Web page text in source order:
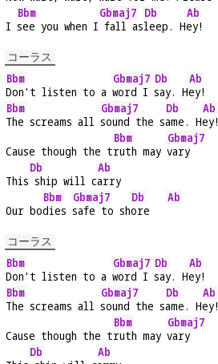
I
Bbm
see you when I
Gbmaj7
fall as
Db
leep. H
Ab
ey!
コーラス
Bbm
Don't listen to a
Gbmaj7
word I
Db
say. H
Ab
ey!
Bbm
The screams all
Gbmaj7
sound the s
Db
ame. H
Ab
ey!
Cause though the t
Bbm
ruth may
Gbmaj7
vary
This
Db
ship will c
Ab
arry
Our bo
Bbm
dies
Gbmaj7
safe to sh
Db
ore
Ab
コーラス
Bbm
Don't listen to a
Gbmaj7
word I
Db
say. H
Ab
ey!
Bbm
The screams all
Gbmaj7
sound the s
Db
ame. H
Ab
ey!
Cause though the t
Bbm
ruth may
Gbmaj7
vary
Db
Ab